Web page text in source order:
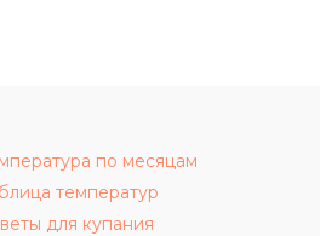
по месяцам
температур
для купания